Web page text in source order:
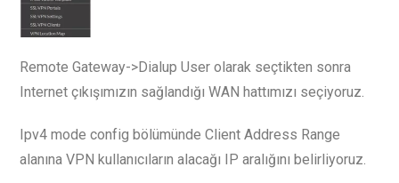
Remote Gateway->Dialup User olarak seçtikten sonra
Internet çıkışımızın sağlandığı WAN hattımızı seçiyoruz.
Ipv4 mode config bölümünde Client Address Range
alanına VPN kullanıcıların alacağı IP aralığını belirliyoruz.